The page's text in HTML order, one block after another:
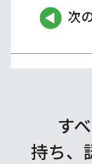
次
す
持ち、